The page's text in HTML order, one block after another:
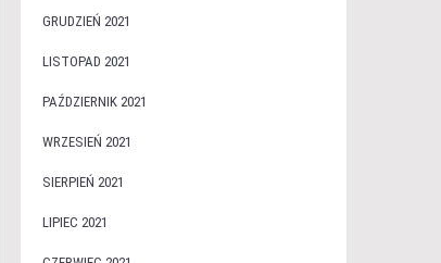
GRUDZIEŃ 2021
LISTOPAD 2021
PAŹDZIERNIK 2021
WRZESIEŃ 2021
SIERPIEŃ 2021
LIPIEC 2021